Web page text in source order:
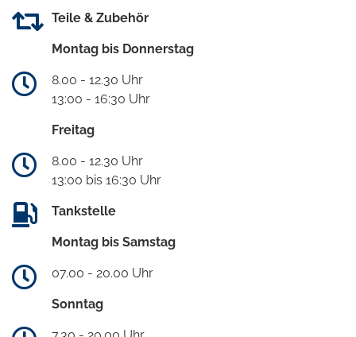
Teile & Zubehör
Montag bis Donnerstag
8.00 - 12.30 Uhr
13:00 - 16:30 Uhr
Freitag
8.00 - 12.30 Uhr
13:00 bis 16:30 Uhr
Tankstelle
Montag bis Samstag
07.00 - 20.00 Uhr
Sonntag